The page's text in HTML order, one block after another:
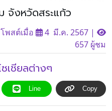
จังหวัดสระแก้ว
โพสต์เมื่อ 4 มี.ค. 2567 |
657 ผู้ชม
เชียลต่างๆ
Line Copy